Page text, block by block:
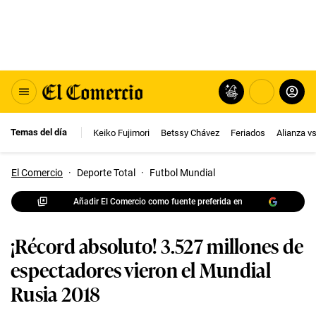
Temas del día Keiko Fujimori Betssy Chávez Feriados Alianza
El Comercio · Deporte Total · Futbol Mundial
Añadir El Comercio como fuente preferida en
¡Récord absoluto! 3.527 millones de
espectadores vieron el Mundial
Rusia 2018